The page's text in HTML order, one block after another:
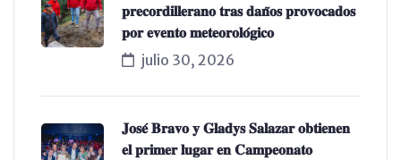
𝐩𝐫𝐞𝐜𝐨𝐫𝐝𝐢𝐥𝐥𝐞𝐫𝐚𝐧𝐨 𝐭𝐫𝐚𝐬 𝐝𝐚𝐧̃𝐨𝐬 𝐩𝐫𝐨𝐯𝐨𝐜𝐚𝐝𝐨𝐬
𝐩𝐨𝐫 𝐞𝐯𝐞𝐧𝐭𝐨 𝐦𝐞𝐭𝐞𝐨𝐫𝐨𝐥𝐨́𝐠𝐢𝐜𝐨
julio 30, 2026
𝐉𝐨𝐬𝐞́ 𝐁𝐫𝐚𝐯𝐨 𝐲 𝐆𝐥𝐚𝐝𝐲𝐬 𝐒𝐚𝐥𝐚𝐳𝐚𝐫 𝐨𝐛𝐭𝐢𝐞𝐧𝐞𝐧
𝐞𝐥 𝐩𝐫𝐢𝐦𝐞𝐫 𝐥𝐮𝐠𝐚𝐫 𝐞𝐧 𝐂𝐚𝐦𝐩𝐞𝐨𝐧𝐚𝐭𝐨